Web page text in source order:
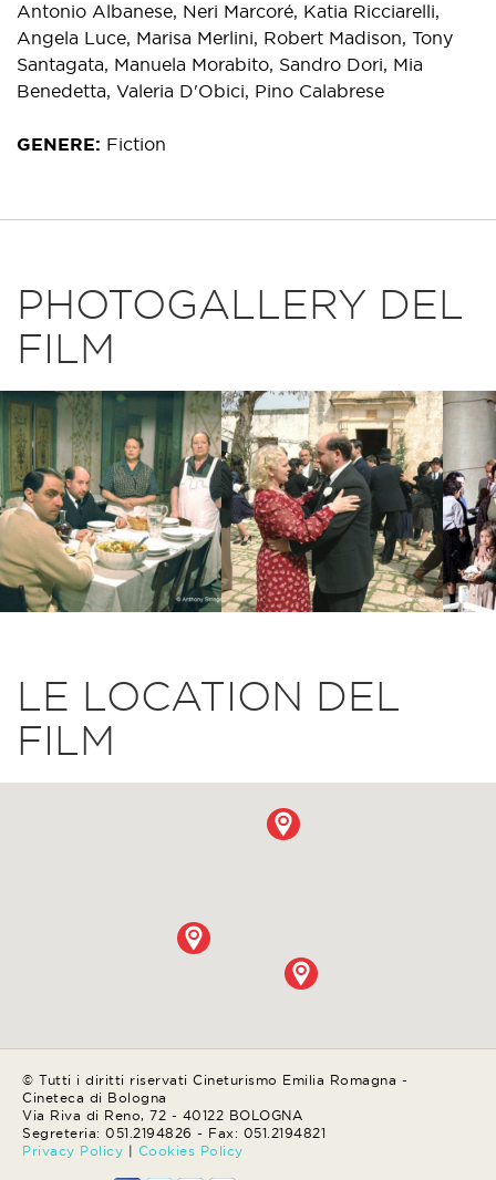
Antonio Albanese, Neri Marcoré, Katia Ricciarelli,
Angela Luce, Marisa Merlini, Robert Madison, Tony
Santagata, Manuela Morabito, Sandro Dori, Mia
Benedetta, Valeria D'Obici, Pino Calabrese
GENERE Fiction
PHOTOGALLERY DEL
FILM
LE LOCATION DEL
FILM
© Tutti i diritti riservati Cineturismo Emilia Romagna -
Cineteca di Bologna
Via Riva di Reno, 72 - 40122 BOLOGNA
Segreteria: 051.2194826 - Fax: 051.2194821
Privacy Policy | Cookies Policy